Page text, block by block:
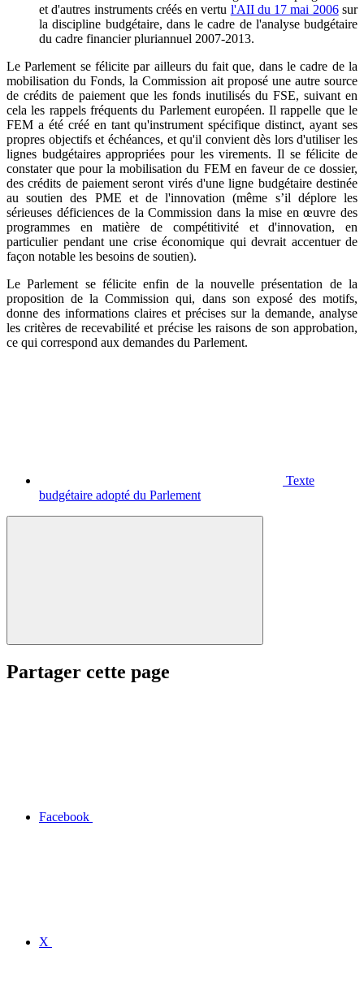
et d'autres instruments créés en vertu l'AII du 17 mai 2006sur
la discipline budgétaire, dans le cadre de l'analyse budgétaire
du cadre financier pluriannuel 2007-2013.
Le Parlement se félicite par ailleurs du fait que, dans le cadre de la
mobilisation du Fonds, la Commission ait proposé une autre source
de crédits de paiement que les fonds inutilisés du FSE, suivant en
cela les rappels fréquents du Parlement européen. Il rappelle que le
FEM a été créé en tant qu'instrument spécifique distinct, ayant ses
propres objectifs et échéances, et qu'il convient dès lors d'utiliser les
lignes budgétaires appropriées pour les virements. Il se félicite de
constater que pour la mobilisation du FEM en faveur de ce dossier,
des crédits de paiement seront virés d'une ligne budgétaire destinée
au soutien des PME et de l'innovation (même s’il déplore les
sérieuses déficiences de la Commission dans la mise en œuvre des
programmes en matière de compétitivité et d'innovation, en
particulier pendant une crise économique qui devrait accentuer de
façon notable les besoins de soutien).
Le Parlement se félicite enfin de la nouvelle présentation de la
proposition de la Commission qui, dans son exposé des motifs,
donne des informations claires et précises sur la demande, analyse
les critères de recevabilité et précise les raisons de son approbation,
ce qui correspond aux demandes du Parlement.
Texte
budgétaire adopté du Parlement
Partager cette page
Facebook
X